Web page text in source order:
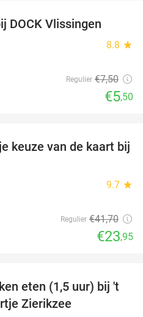
DOCK Vlissingen
8.8 star
Regulier €7,50
€5,50
43%
keuze van de kaart bij
9.7 star
Regulier €41,70
€23,95
67%
eten (1,5 uur) bij 't
Zierikzee